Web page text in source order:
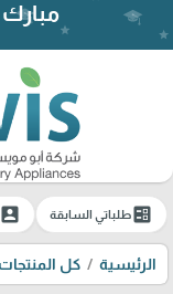
مبارك
ballotطلباتي السابقة account_box
الرئيسية كل المنتجات